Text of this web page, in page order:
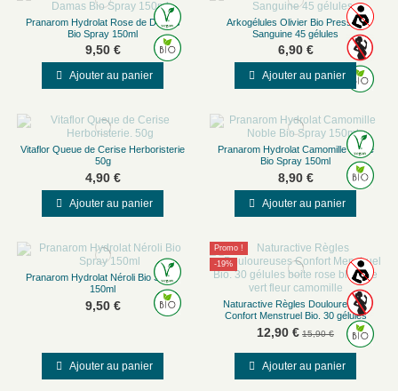
Pranarom Hydrolat Rose de Damas
Bio Spray 150ml
9,50 €
Ajouter au panier
Arkogélules Olivier Bio Pression
Sanguine 45 gélules
6,90 €
Ajouter au panier
Vitaflor Queue de Cerise Herboristerie
50g
4,90 €
Ajouter au panier
Pranarom Hydrolat Camomille Noble
Bio Spray 150ml
8,90 €
Ajouter au panier
Pranarom Hydrolat Néroli Bio Spray
150ml
9,50 €
Ajouter au panier
Promo !
-19%
Naturactive Règles Douloureuses
Confort Menstruel Bio. 30 gélules
12,90 € 15,90 €
Ajouter au panier